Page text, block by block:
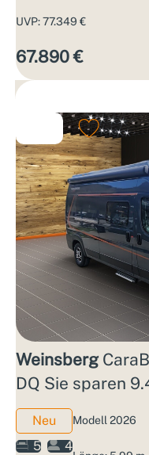
UVP: 77.349 €
67.890 €
Weinsberg
DQ Sie sparen
Neu
5
4
Modell 2026